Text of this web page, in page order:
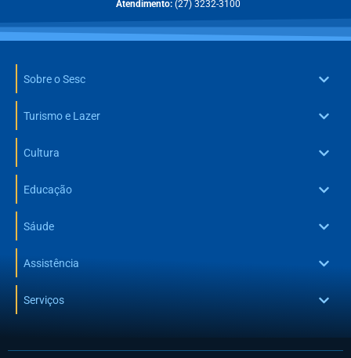
Atendimento: (27) 3232-3100
Sobre o Sesc
Turismo e Lazer
Cultura
Educação
Sáude
Assistência
Serviços